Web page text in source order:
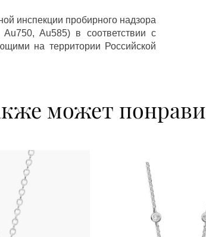
инспекции пробирного надзора
Au585) в соответствии с
на территории Российской
может